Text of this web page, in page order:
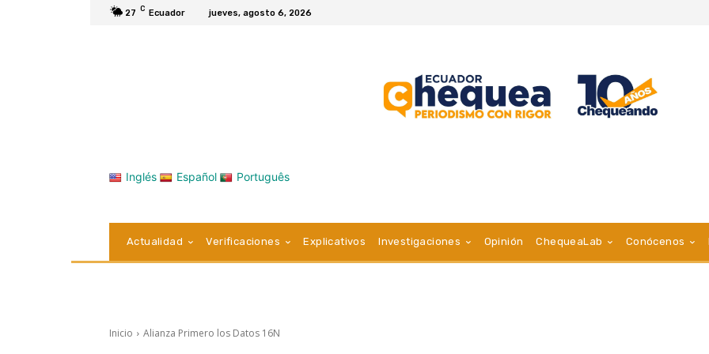
27 C Ecuador jueves, agosto 6, 2026
Inglés Español Português
Actualidad Verificaciones Explicativos Investigaciones Opinión ChequeaLab Conócenos
Inicio Alianza Primero los Datos 16N